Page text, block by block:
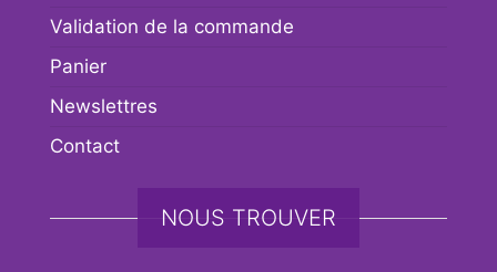
Validation de la commande
Panier
Newslettres
Contact
NOUS TROUVER